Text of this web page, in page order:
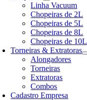
Linha Vacuum
Chopeiras de 2L
Chopeiras de 5L
Chopeiras de 8L
Chopeiras de 10L
Torneiras & Extratoras
Alongadores
Torneiras
Extratoras
Combos
Cadastro Empresa